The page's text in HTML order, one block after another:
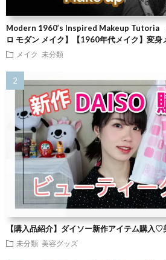
Modern 1960’s Inspired Makeup Tutoria
ロ モダン メイク】【1960年代メイク】変身
メイク 未分類
【購入品紹介】ダイソー新作アイテム購入
未分類 美容グッズ